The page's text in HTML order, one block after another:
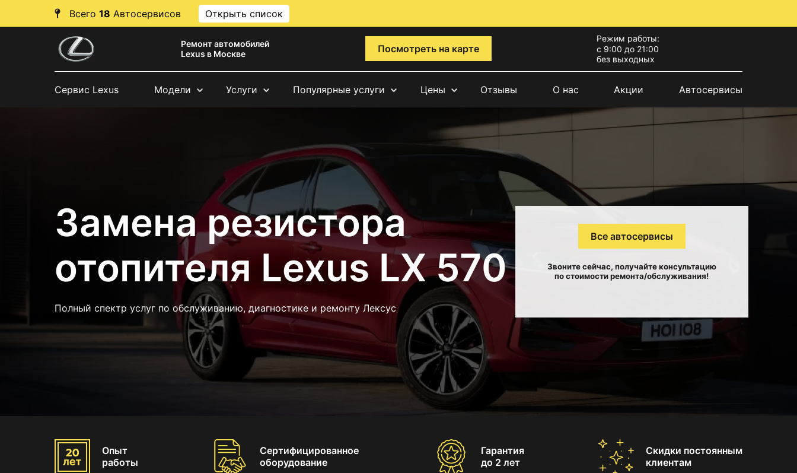
Всего 18 Автосервисов Открыть список
Ремонт автомобилей
Lexus в Москве
Посмотреть на карте
Режим работы:
с 9:00 до 21:00
без выходных
Сервис Lexus Модели Услуги Популярные услуги Цены Отзывы О нас Акции Автосервисы
Замена резистора
отопителя Lexus LX 570
Полный спектр услуг по обслуживанию, диагностике и ремонту Лексус
Все автосервисы
Звоните сейчас, получайте консультацию
по стоимости ремонта/обслуживания!
Опыт
работы
Сертифицированное
оборудование
Гарантия
до 2 лет
Скидки постоянным
клиентам